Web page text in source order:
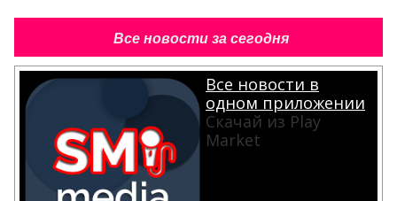
Все новости за сегодня
Все новости в
одном приложении
Скачай из Play
Market